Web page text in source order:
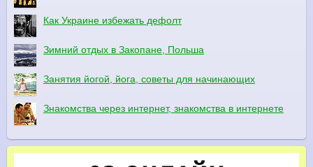
Как Украине избежать дефолт
Зимний отдых в Закопане, Польша
Занятия йогой, йога, советы для начинающих
Знакомства через интернет, знакомства в интернете